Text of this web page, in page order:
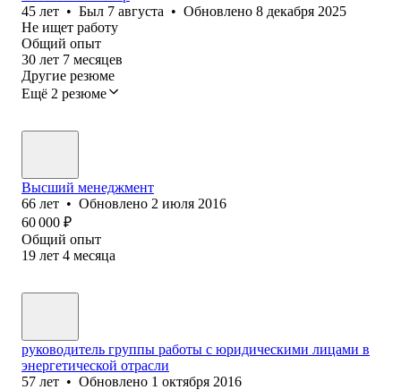
45 лет • Был 7 августа • Обновлено 8 декабря 2025
Не ищет работу
Общий опыт
30 лет 7 месяцев
Другие резюме
Ещё 2 резюме
Высший менеджмент
66 лет • Обновлено 2 июля 2016
60 000 ₽
Общий опыт
19 лет 4 месяца
руководитель группы работы с юридическими лицами в
энергетической отрасли
57 лет • Обновлено 1 октября 2016